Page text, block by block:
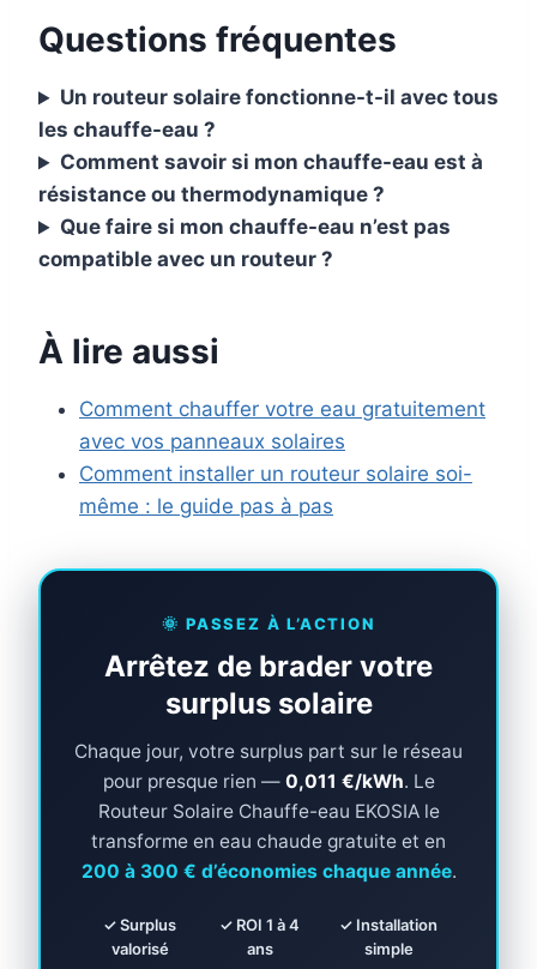
Questions fréquentes
Un routeur solaire fonctionne-t-il avec tous
les chauffe-eau ?
Comment savoir si mon chauffe-eau est à
résistance ou thermodynamique ?
Que faire si mon chauffe-eau n’est pas
compatible avec un routeur ?
À lire aussi
Comment chauffer votre eau gratuitement
avec vos panneaux solaires
Comment installer un routeur solaire soi-
même : le guide pas à pas
🌞 PASSEZ À L’ACTION
Arrêtez de brader votre
surplus solaire
Chaque jour, votre surplus part sur le réseau
pour presque rien — 0,011 €/kWh. Le
Routeur Solaire Chauffe-eau EKOSIA le
transforme en eau chaude gratuite et en
200 à 300 € d’économies chaque année.
✓ Surplus
valorisé
✓ ROI 1 à 4
ans
✓ Installation
simple